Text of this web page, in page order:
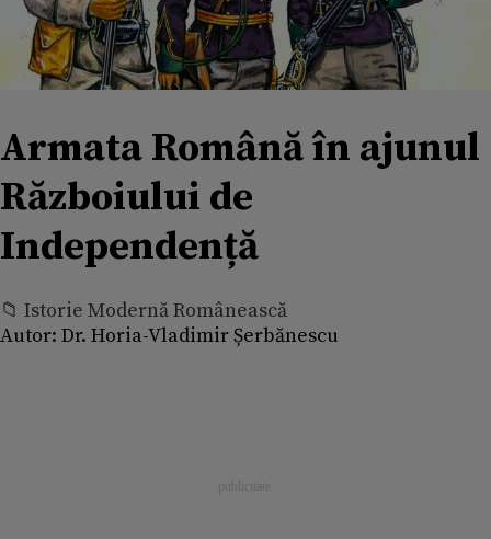
Armata Română în ajunul
Războiului de
Independență
📁 Istorie Modernă Românească
Autor: Dr. Horia-Vladimir Șerbănescu